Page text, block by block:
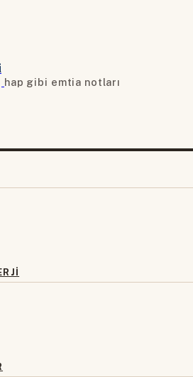
hap gibi emtia notları